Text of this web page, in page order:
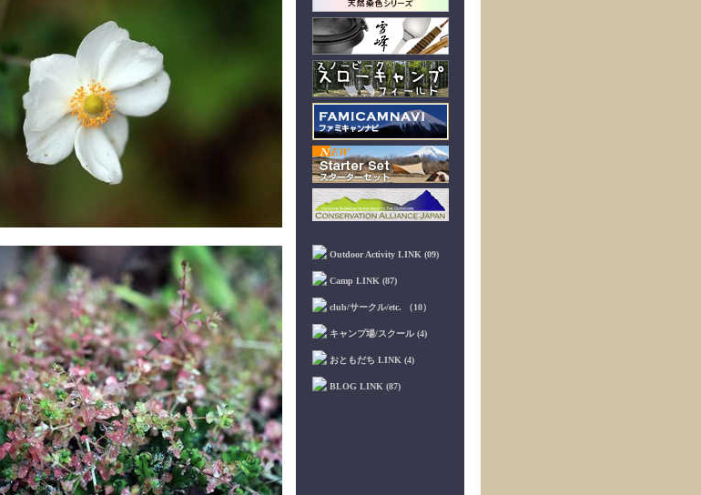
Outdoor Activity LINK (09)
Camp LINK (87)
club/サークル/etc. （10）
キャンプ場/スクール (4)
おともだち LINK (4)
BLOG LINK (87)